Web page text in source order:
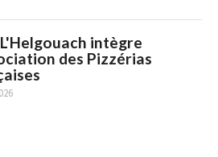
intègre
des Pizzérias